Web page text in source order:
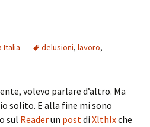
Italia delusioni, lavoro,
volevo parlare d’altro. Ma
solito. E alla fine mi sono
sul Readerun postdi Xlthlxche